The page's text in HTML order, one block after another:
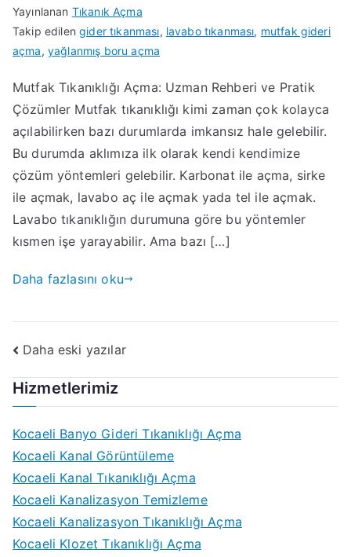
Yayınlanan Tıkanık Açma
Takip edilengider tıkanması, lavabo tıkanması, mutfak gideri
açma, yağlanmış boru açma
Mutfak Tıkanıklığı Açma: Uzman Rehberi ve Pratik
Çözümler Mutfak tıkanıklığı kimi zaman çok kolayca
açılabilirken bazı durumlarda imkansız hale gelebilir.
Bu durumda aklımıza ilk olarak kendi kendimize
çözüm yöntemleri gelebilir. Karbonat ile açma, sirke
ile açmak, lavabo aç ile açmak yada tel ile açmak.
Lavabo tıkanıklığın durumuna göre bu yöntemler
kısmen işe yarayabilir. Ama bazı […]
Daha fazlasını oku
Yazı
gezinmesi
Daha eski yazılar
Hizmetlerimiz
Kocaeli Banyo Gideri Tıkanıklığı Açma
Kocaeli Kanal Görüntüleme
Kocaeli Kanal Tıkanıklığı Açma
Kocaeli Kanalizasyon Temizleme
Kocaeli Kanalizasyon Tıkanıklığı Açma
Kocaeli Klozet Tıkanıklığı Açma